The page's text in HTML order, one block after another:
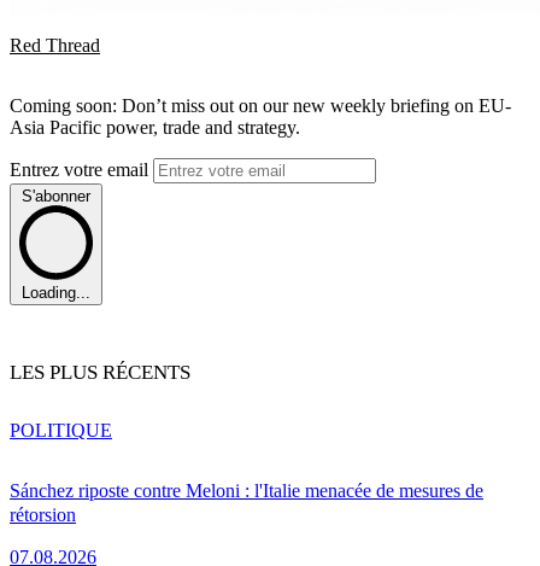
Red Thread
Coming soon: Don’t miss out on our new weekly briefing on EU-
Asia Pacific power, trade and strategy.
Entrez votre email
S'abonner
Loading...
LES PLUS RÉCENTS
Sánchez riposte contre Meloni : l'Italie menacée de mesures de
rétorsion
07.08.2026
POLITIQUE